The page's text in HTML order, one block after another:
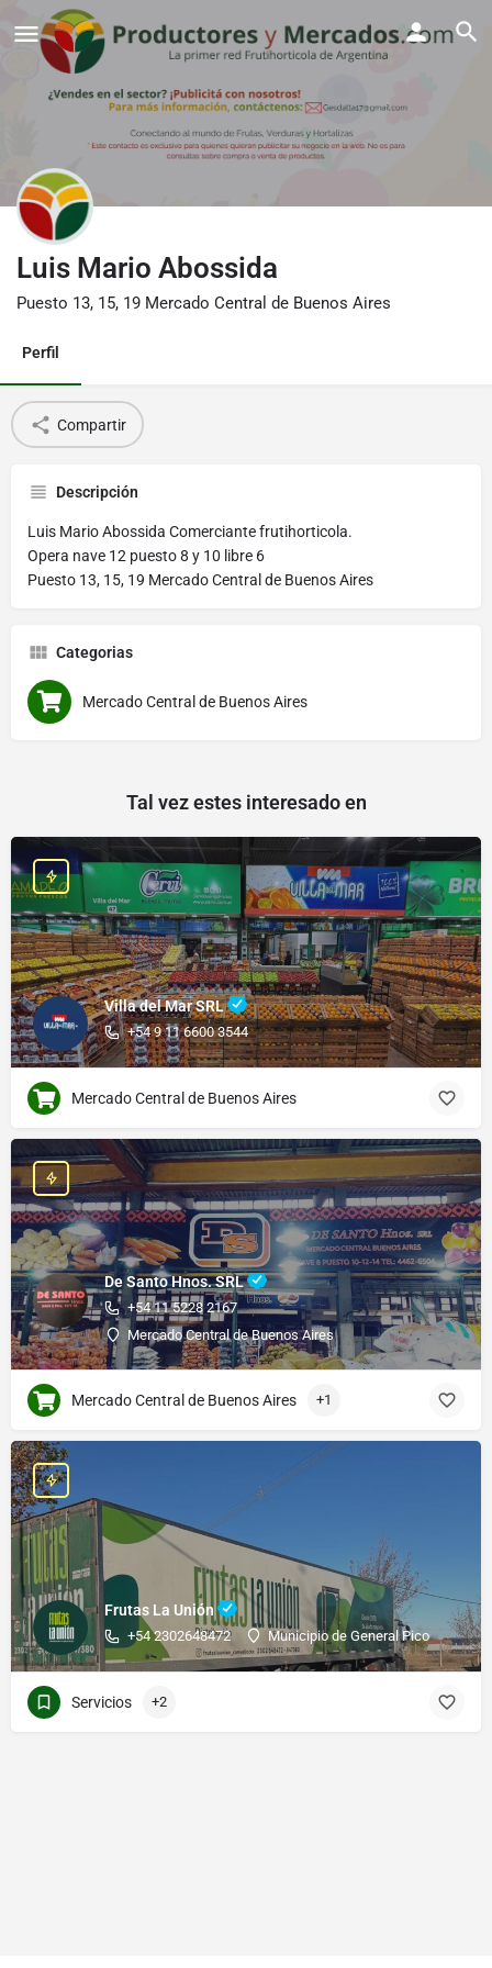
Luis Mario Abossida
Puesto 13, 15, 19 Mercado Central de Buenos Aires
Perfil
Compartir
Descripción
Luis Mario Abossida Comerciante frutihorticola.
Opera nave 12 puesto 8 y 10 libre 6
Puesto 13, 15, 19 Mercado Central de Buenos Aires
Categorias
Mercado Central de Buenos Aires
Tal vez estes interesado en
Villa del Mar SRL
+54 9 11 6600 3544
Mercado Central de Buenos Aires
De Santo Hnos. SRL
+54 11 5228 2167
Mercado Central de Buenos Aires
Mercado Central de Buenos Aires +1
Frutas La Unión
+54 2302648472 Municipio de General Pico
Servicios +2